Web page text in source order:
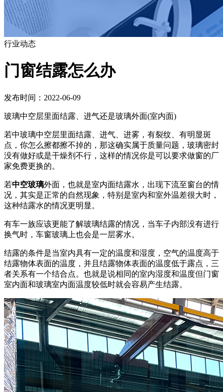
行业动态
门窗结露怎么办
发布时间：2022-06-09
玻璃中空层里面结露、进气还是玻璃外面(室内面)
若中玻璃中空层里面结露、进气、进雾，有裂纹、有明显斑
点，你怎么擦都擦不掉的，那这确实属于质量问题，玻璃密封
没有做好或是干燥剂不行，这样的情况你是可以要求做窗的厂
家免费更换的。
若中空玻璃外面，也就是室内面结露水，出现下流至窗台的情
况，其实是正常的自然现象，特别是室内和室外温差很大时，
这种结露水的情况更明显。
有车一族应该更能了解玻璃结露的情况，当车子内部没有进行
换气时，车窗玻璃上也会是一层雾水。
结露的条件是当室内具有一定的温度和湿度，空气的温度高于
结露物体表面的温度，并且结露物体表面的温度低于露点，三
者关系有一个结合点。也就是说相同的室内湿度和温度但门窗
室内面和玻璃室内面温度较低时就会容易产生结露。